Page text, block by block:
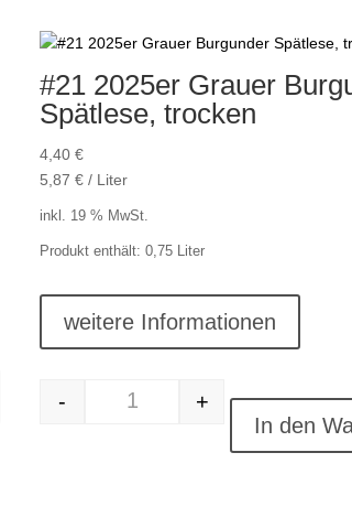
#21 2025er Grauer
Spätlese, trocken
4,40€
5,87€ / Liter
inkl. 19 % MwSt.
Produkt enthält: 0,75 Liter
weitere Informationen
#21 2025er Grauer Burgunder
-
+
In den